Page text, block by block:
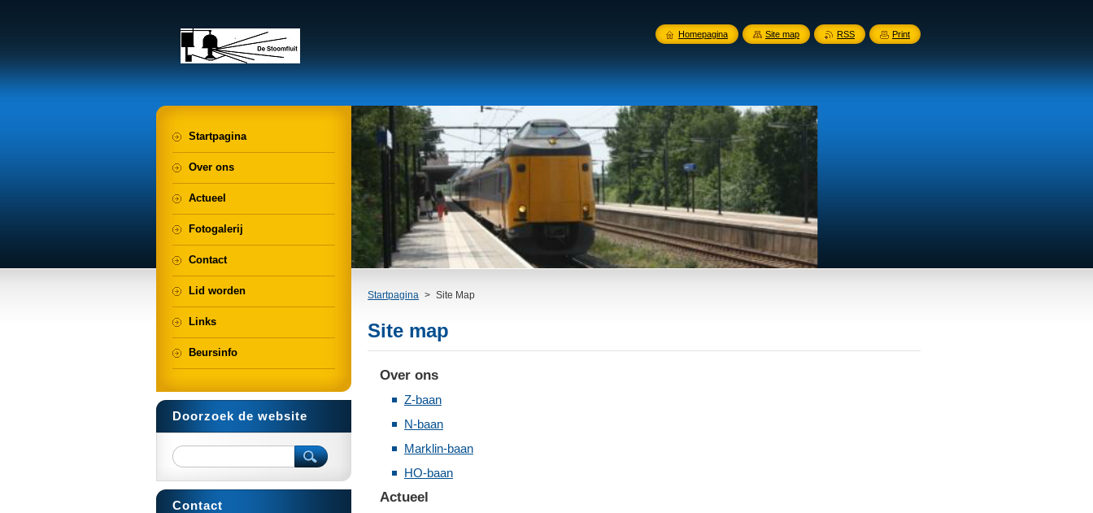
Startpagina > Site Map
Site map
Over ons
Z-baan
N-baan
Marklin-baan
HO-baan
Actueel
Startpagina
Over ons
Actueel
Fotogalerij
Contact
Lid worden
Links
Beursinfo
Doorzoek de website
Contact
Homepagina Site map RSS Print